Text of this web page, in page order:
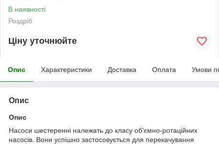
В наявності
Роздріб
Ціну уточнюйте
Опис Характеристики Доставка Оплата Умови
Опис
Опис
Насоси шестеренні належать до класу об'ємно-ротаційних
насосів. Вони успішно застосовується для перекачування